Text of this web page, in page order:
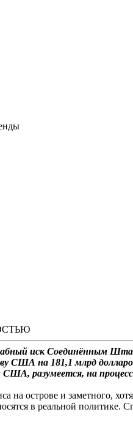
иск Соединённым
США на 181,1 млрд
разумеется, на
на острове и заметного,
в реальной политике.